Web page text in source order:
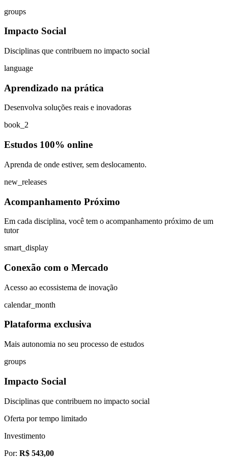
groups
Impacto Social
Disciplinas que contribuem no impacto social
language
Aprendizado na prática
Desenvolva soluções reais e inovadoras
book_2
Estudos 100% online
Aprenda de onde estiver, sem deslocamento.
new_releases
Acompanhamento Próximo
Em cada disciplina, você tem o acompanhamento próximo de um
tutor
smart_display
Conexão com o Mercado
Acesso ao ecossistema de inovação
calendar_month
Plataforma exclusiva
Mais autonomia no seu processo de estudos
groups
Impacto Social
Disciplinas que contribuem no impacto social
Oferta por tempo limitado
Investimento
Por: R$ 543,00